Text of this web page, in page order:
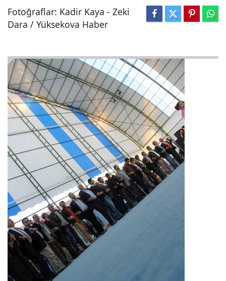
Fotoğraflar: Kadir Kaya - Zeki
Dara / Yüksekova Haber